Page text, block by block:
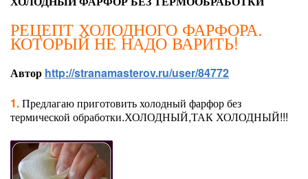
РЕЦЕПТ ХОЛОДНОГО ФАРФОРА.
КОТОРЫЙ НЕ НАДО ВАРИТЬ!
Автор http://stranamasterov.ru/user/84772
1.Предлагаю приготовить холодный фарфор без
термической обработки.ХОЛОДНЫЙ,ТАК ХОЛОДНЫЙ!!!